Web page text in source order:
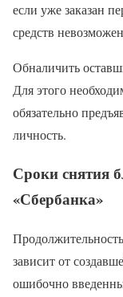
если уже заказан
средств
Обналичить
Для этого
обязательно
личность.
Сроки снятия
«Сбербанка»
зависит от
ошибочно